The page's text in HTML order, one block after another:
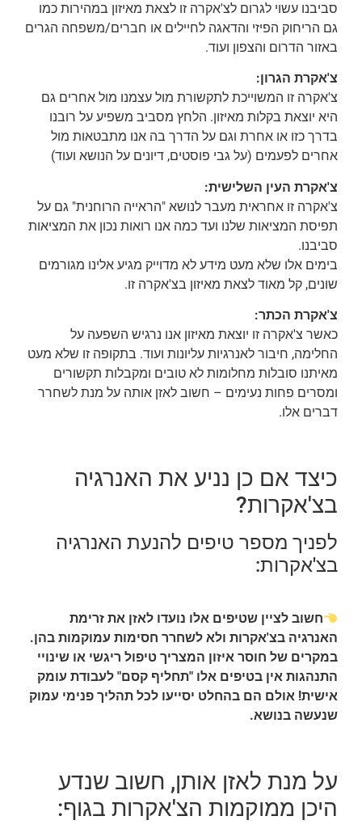
סביבנו עשוי לגרום לצ'אקרה זו לצאת מאיזון במהירות כמו
גם הריחוק הפיזי והדאגה לחיילים או חברים/משפחה הגרים
באזור הדרום והצפון ועוד.
צ'אקרת הגרון:
צ'אקרה זו המשוייכת לתקשורת מול עצמנו מול אחרים גם
היא יוצאת בקלות מאיזון. הלחץ מסביב משפיע על רובנו
בדרך כזו או אחרת וגם על הדרך בה אנו מתבטאות מול
אחרים לפעמים (על גבי פוסטים, דיונים על הנושא ועוד)
צ'אקרת העין השלישית:
צ'אקרה זו אחראית מעבר לנושא "הראייה הרוחנית" גם על
תפיסת המציאות שלנו ועד כמה אנו רואות נכון את המציאות
סביבנו.
בימים אלו שלא מעט מידע לא מדוייק מגיע אלינו מגורמים
שונים, קל מאוד לצאת מאיזון בצ'אקרה זו.
צ'אקרת הכתר:
כאשר צ'אקרה זו יוצאת מאיזון אנו נרגיש השפעה על
החלימה, חיבור לאנרגיות עליונות ועוד. בתקופה זו שלא מעט
מאיתנו סובלות מחלומות לא טובים ומקבלות תקשורים
ומסרים פחות נעימים – חשוב לאזן אותה על מנת לשחרר
דברים אלו.
כיצד אם כן נניע את האנרגיה
בצ'אקרות?
לפניך מספר טיפים להנעת האנרגיה
בצ'אקרות:
חשוב לציין שטיפים אלו נועדו לאזן את זרימת
האנרגיה בצ'אקרות ולא לשחרר חסימות עמוקמות בהן.
במקרים של חוסר איזון המצריך טיפול ריגשי או שינויי
התנהגות אין בטיפים אלו "תחליף קסם" לעבודת עומק
אישית! אולם הם בהחלט יסייעו לכל תהליך פנימי עמוק
שנעשה בנושא.
על מנת לאזן אותן, חשוב שנדע
היכן ממוקמות הצ'אקרות בגוף: